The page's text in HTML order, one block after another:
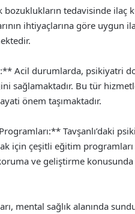
tedavisinde ilaç
ihtiyaçlarına göre uygun
Acil durumlarda, psikiyatri
sağlamaktadır. Bu tür
önem taşımaktadır.
Tavşanlı’daki
için çeşitli eğitim
ve geliştirme
mental sağlık alanında